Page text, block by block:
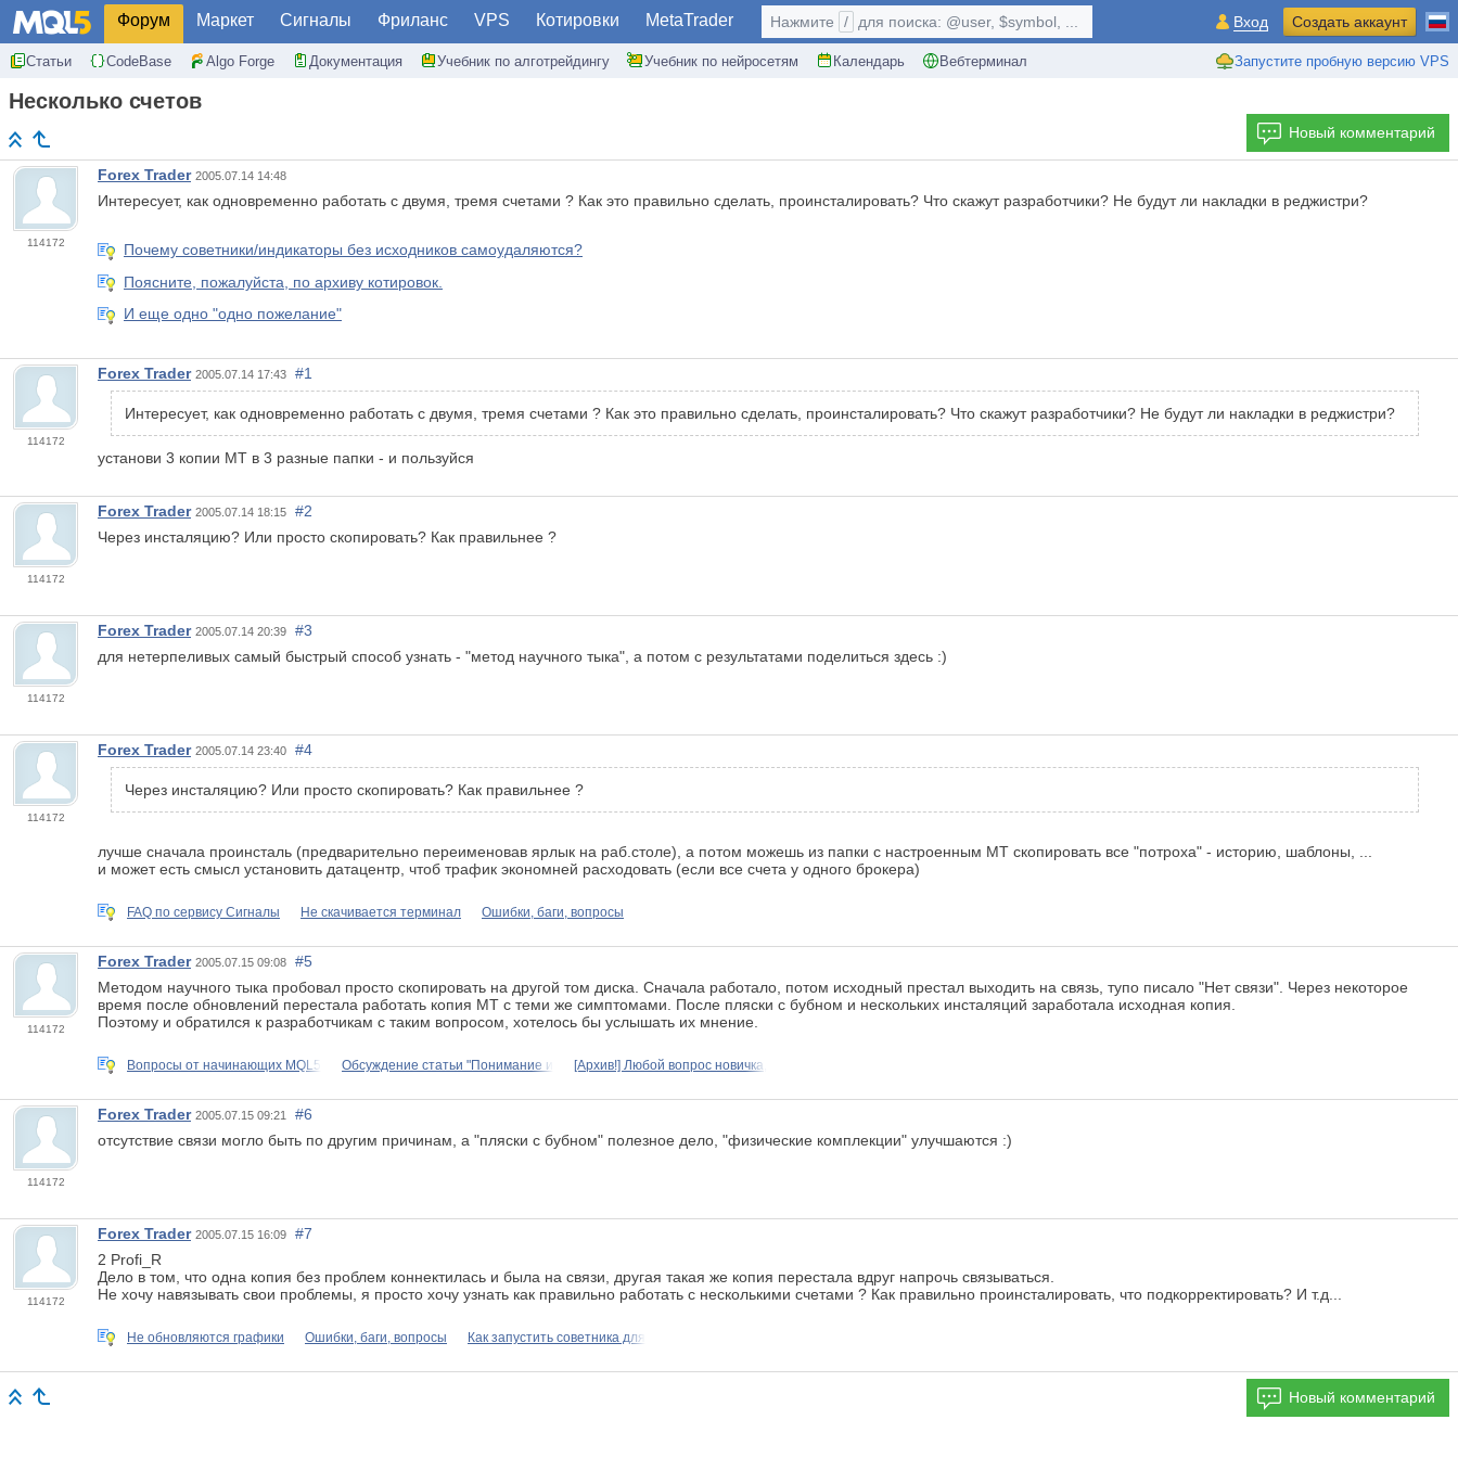
Форум Маркет Сигналы Фриланс VPS Котировки MetaTrader
Статьи CodeBase Algo Forge Документация Учебник по алготрейдингу Учебник по нейросетям Календарь Вебтерминал Запустите пробную версию VPS
Нажмите / для поиска: @user, $symbol, ... Вход Создать аккаунт
Несколько счетов
Новый комментарий
114172
Forex Trader 2005.07.14 14:48
Интересует, как одновременно работать с двумя, тремя счетами ? Как это правильно сделать, проинсталировать? Что скажут разработчики? Не будут ли накладки в реджистри?
Почему советники/индикаторы без исходников самоудаляются?
Поясните, пожалуйста, по архиву котировок.
И еще одно "одно пожелание"
114172
Forex Trader 2005.07.14 17:43 #1
Интересует, как одновременно работать с двумя, тремя счетами ? Как это правильно сделать, проинсталировать? Что скажут разработчики? Не будут ли накладки в реджистри?
установи 3 копии МТ в 3 разные папки - и пользуйся
114172
Forex Trader 2005.07.14 18:15
#2
Через инсталяцию? Или просто скопировать? Как правильнее ?
114172
Forex Trader 2005.07.14 20:39
#3
для нетерпеливых самый быстрый способ узнать - "метод научного тыка", а потом с результатами поделиться здесь :)
114172
Forex Trader 2005.07.14 23:40 #4
Через инсталяцию? Или просто скопировать? Как правильнее ?
лучше сначала проинсталь (предварительно переименовав ярлык на раб.столе), а потом можешь из папки с настроенным МТ скопировать все "потроха" - историю, шаблоны, ...
и может есть смысл установить датацентр, чтоб трафик экономней расходовать (если все счета у одного брокера)
FAQ по сервису Сигналы Не скачивается терминал Ошибки, баги, вопросы
114172
Forex Trader 2005.07.15 09:08
#5
Методом научного тыка пробовал просто скопировать на другой том диска. Сначала работало, потом исходный престал выходить на связь, тупо писало "Нет связи". Через некоторое
время после обновлений перестала работать копия МТ с теми же симптомами. После пляски с бубном и нескольких инсталяций заработала исходная копия.
Поэтому и обратился к разработчикам с таким вопросом, хотелось бы услышать их мнение.
Вопросы от начинающих MQL5 Обсуждение статьи "Понимание и [Архив!] Любой вопрос новичка,
114172
Forex Trader 2005.07.15 09:21
#6
отсутствие связи могло быть по другим причинам, а "пляски с бубном" полезное дело, "физические комплекции" улучшаются :)
114172
Forex Trader 2005.07.15 16:09
#7
2 Profi_R
Дело в том, что одна копия без проблем коннектилась и была на связи, другая такая же копия перестала вдруг напрочь связываться.
Не хочу навязывать свои проблемы, я просто хочу узнать как правильно работать с несколькими счетами ? Как правильно проинсталировать, что подкорректировать? И т.д...
Не обновляются графики Ошибки, баги, вопросы Как запустить советника для
Новый комментарий